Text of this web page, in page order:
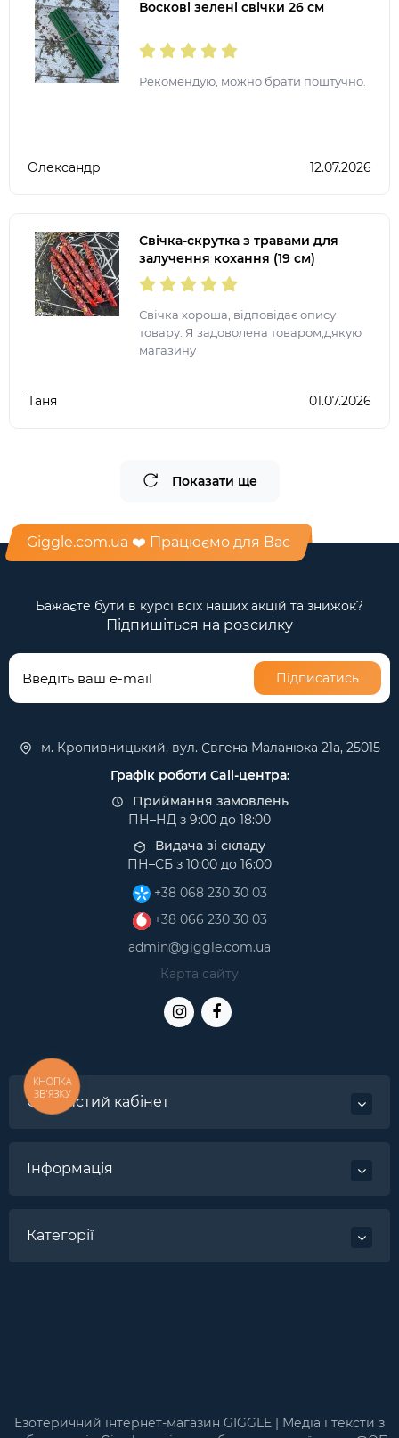
Воскові зелені свічки 26 см
Рекомендую, можно брати поштучно.
Олександр 12.07.2026
Свічка-скрутка з травами для
залучення кохання (19 см)
Свічка хороша, відповідає опису
товару. Я задоволена товаром,дякую
магазину
Таня 01.07.2026
Показати ще
Giggle.com.ua ❤️ Працюємо для Вас
Бажаєте бути в курсі всіх наших акцій та знижок?
Підпишіться на розсилку
Підписатись
м. Кропивницький, вул. Євгена Маланюка 21а, 25015
Графік роботи Call-центра:
Приймання замовлень
ПН–НД з 9:00 до 18:00
Видача зі складу
ПН–СБ з 10:00 до 16:00
+38 068 230 30 03
+38 066 230 30 03
admin@giggle.com.ua
Карта сайту
Особистий кабінет
Інформація
Категорії
Езотеричний інтернет-магазин GIGGLE | Медіа і тексти з
КНОПКА
ЗВ'ЯЗКУ